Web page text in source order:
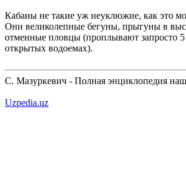
Кабаны не такие уж неуклюжие, как это
Они великолепные бегуны, прыгуны в
отменные пловцы (проплывают запросто 5
открытых водоемах).
С. Мазуркевич - Полная энциклопедия
Uzpedia.uz